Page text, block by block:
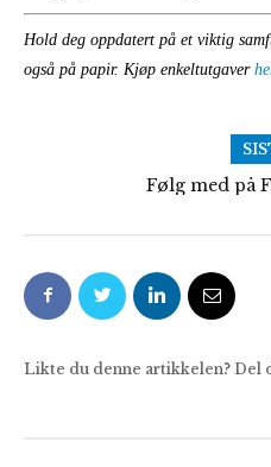
Hold deg oppdatert på et viktig
også på papir. Kjøp enkeltutgaver
Følg med på
Likte du denne artikkelen? Del